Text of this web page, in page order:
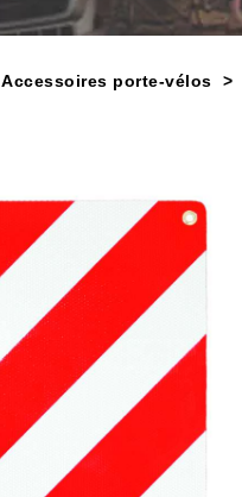
Accessoires porte-vélos